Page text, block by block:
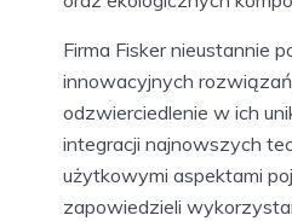
Firma Fisker nieustannie
innowacyjnych
odzwierciedlenie w ich
integracji najnowszych
użytkowymi aspektami
zapowiedzieli